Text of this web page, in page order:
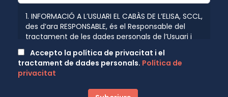
1. INFORMACIÓ A L’USUARI EL CABÀS DE L’ELISA, SCCL,
des d’ara RESPONSABLE, és el Responsable del
tractament de les dades personals de l’Usuari i
conformitat amb el que disposen les normatives
vigents en protecció de dades personals, el
Reglament (UE) 2016/679 de 27 d’abril de 2016
(GDPR) relatiu a la protecció de les persones
Accepto la política de privacitat i el
tractament de dades personals. Política de
privacitat